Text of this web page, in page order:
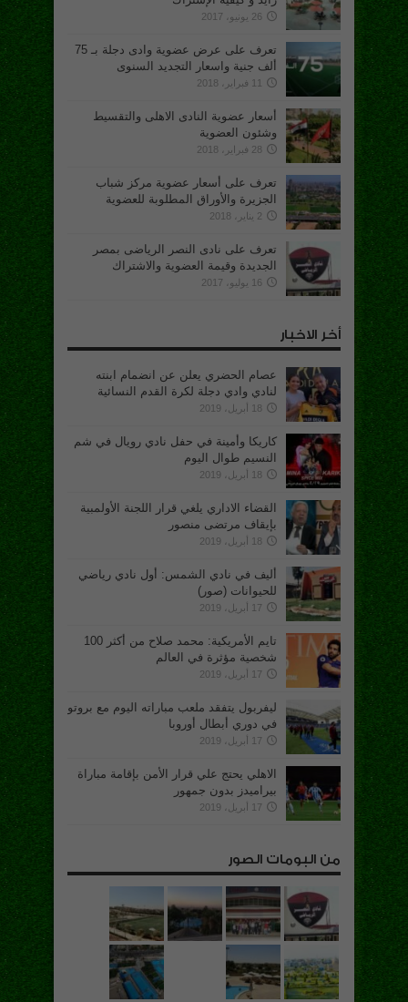
26 يونيو، 2017
تعرف على عرض عضوية وادى دجلة بـ 75
ألف جنية واسعار التجديد السنوى
11 فبراير، 2018
أسعار عضوية النادى الاهلى والتقسيط
وشئون العضوية
28 فبراير، 2018
تعرف على أسعار عضوية مركز شباب
الجزيرة والأوراق المطلوبة للعضوية
2 يناير، 2018
تعرف على نادى النصر الرياضى بمصر
الجديدة وقيمة العضوية والاشتراك
16 يوليو، 2017
أخر الاخبار
عصام الحضري يعلن عن انضمام ابنته
لنادي وادي دجلة لكرة القدم النسائية
18 أبريل، 2019
كاريكا وأمينة في حفل نادي رويال في شم
النسيم طوال اليوم
18 أبريل، 2019
القضاء الاداري يلغي قرار اللجنة الأولمبية
بإيقاف مرتضى منصور
18 أبريل، 2019
أليف في نادي الشمس: أول نادي رياضي
للحيوانات (صور)
17 أبريل، 2019
تايم الأمريكية: محمد صلاح من أكثر 100
شخصية مؤثرة في العالم
17 أبريل، 2019
ليفربول يتفقد ملعب مباراته اليوم مع بروتو
في دوري أبطال أوروبا
17 أبريل، 2019
الاهلي يحتج علي قرار الأمن بإقامة مباراة
بيراميدز بدون جمهور
17 أبريل، 2019
من البومات الصور